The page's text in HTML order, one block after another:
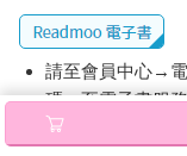
請至會員中心→
碼』至電子書服
退換貨須知：